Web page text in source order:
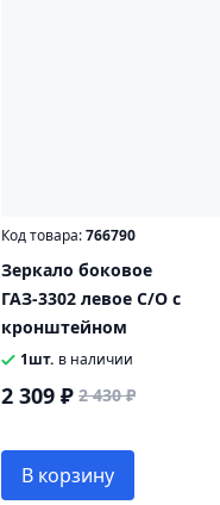
Код товара:766790
Зеркало боковое
ГАЗ-3302 левое С/О с
кронштейном
1шт. в наличии
2 309 ₽ 2 430 ₽
В корзину